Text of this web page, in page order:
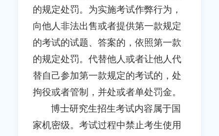
的规定处罚。为实施考试作弊行为，
向他人非法出售或者提供第一款规定
的考试的试题、答案的，依照第一款
的规定处罚。代替他人或者让他人代
替自己参加第一款规定的考试的，处
拘役或者管制，并处或者单处罚金。
博士研究生招生考试内容属于国
家机密级。考试过程中禁止考生使用